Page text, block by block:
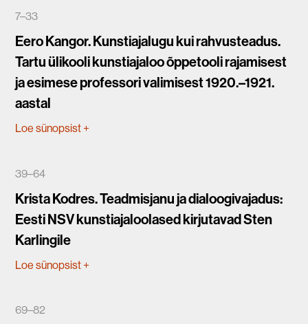
7–33
Eero Kangor. Kunstiajalugu kui rahvusteadus.
Tartu ülikooli kunstiajaloo õppetooli rajamisest
ja esimese professori valimisest 1920.–1921.
aastal
Loe sünopsist+
39–64
Krista Kodres. Teadmisjanu ja dialoogivajadus:
Eesti NSV kunstiajaloolased kirjutavad Sten
Karlingile
Loe sünopsist+
69–82